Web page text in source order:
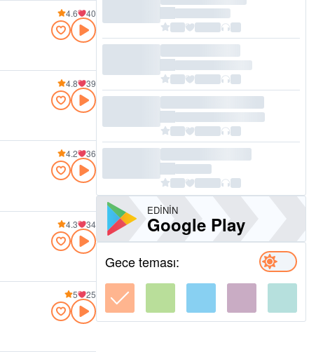
4.6 40
4.8 39
4.2 36
4.3 34
5 25
EDININ
Google Play
Gece teması: